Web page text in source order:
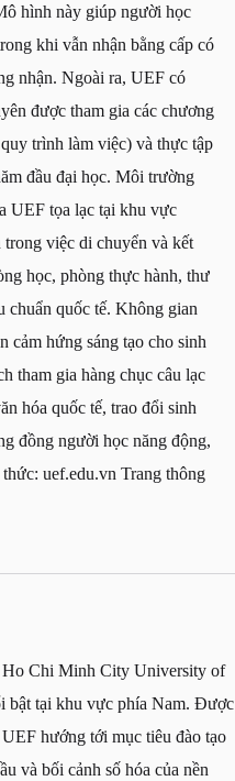
hình này giúp người học
khi vẫn nhận bằng cấp có
nhận. Ngoài ra, UEF có
được tham gia các chương
trình làm việc) và thực tập
đầu đại học. Môi trường
UEF tọa lạc tại khu vực
việc di chuyển và kết
học, phòng thực hành, thư
chuẩn quốc tế. Không gian
cảm hứng sáng tạo cho sinh
tham gia hàng chục câu lạc
hóa quốc tế, trao đổi sinh
đồng người học năng động,
uef.edu.vn Trang thông
Chi Minh City University of
bật tại khu vực phía Nam. Được
hướng tới mục tiêu đào tạo
và bối cảnh số hóa của nền